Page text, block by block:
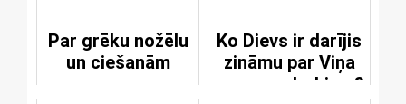
Par grēku nožēlu
un ciešanām
Ko Dievs ir darījis
zināmu par Viņa
personu darbiem?